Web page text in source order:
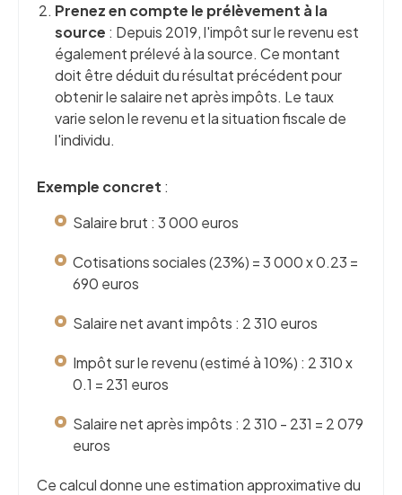
Prenez en compte le prélèvement à la
source : Depuis 2019, l'impôt sur le revenu est
également prélevé à la source. Ce montant
doit être déduit du résultat précédent pour
obtenir le salaire net après impôts. Le taux
varie selon le revenu et la situation fiscale de
l'individu.
Exemple concret :
Salaire brut : 3 000 euros
Cotisations sociales (23%) = 3 000 x 0.23 =
690 euros
Salaire net avant impôts : 2 310 euros
Impôt sur le revenu (estimé à 10%) : 2 310 x
0.1 = 231 euros
Salaire net après impôts : 2 310 - 231 = 2 079
euros
Ce calcul donne une estimation approximative du